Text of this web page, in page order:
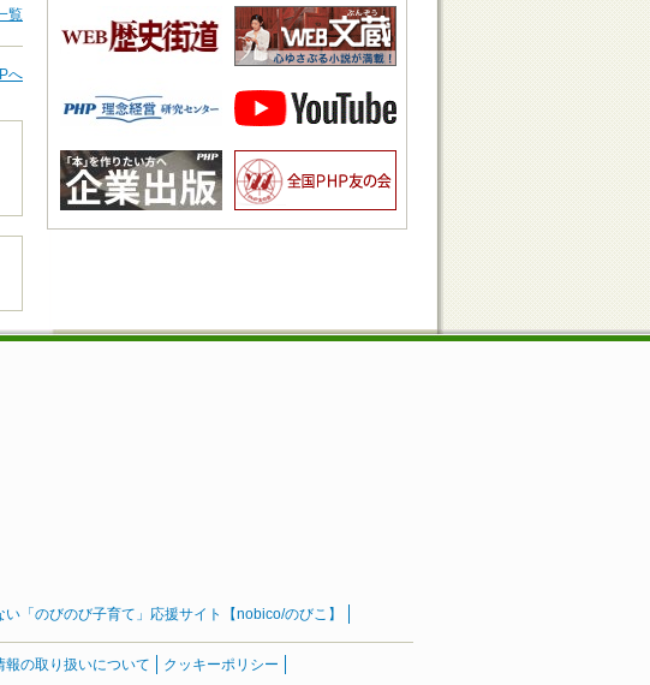
覧
へ
い「のびのび子育て」応援サイト【nobico/のびこ】
報の取り扱いについて
クッキーポリシー